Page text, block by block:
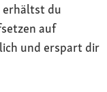
erhältst du
auf
und erspart dir